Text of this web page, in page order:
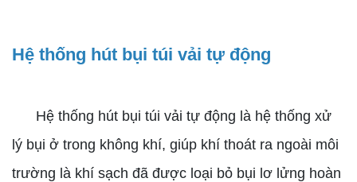
Hệ thống hút bụi túi vải tự động
Hệ thống hút bụi túi vải tự động là hệ thống xử
lý bụi ở trong không khí, giúp khí thoát ra ngoài môi
trường là khí sạch đã được loại bỏ bụi lơ lửng hoàn